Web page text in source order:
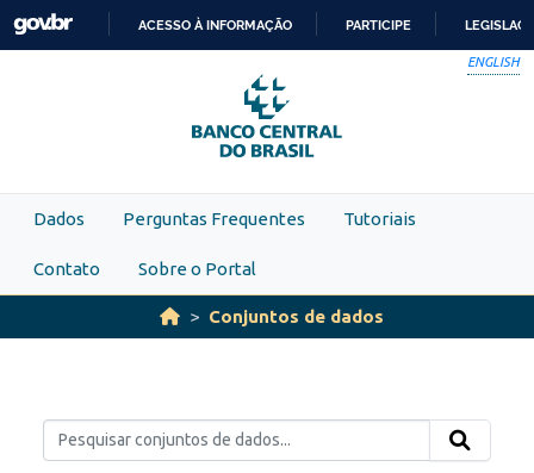
Skip to main content
PARA
O
CONTEÚDO
ACESSO À INFORMAÇÃO PARTICIPE
ENGLISH
Dados Perguntas Frequentes Tutoriais
Contato Sobre o Portal
Conjuntos de dados